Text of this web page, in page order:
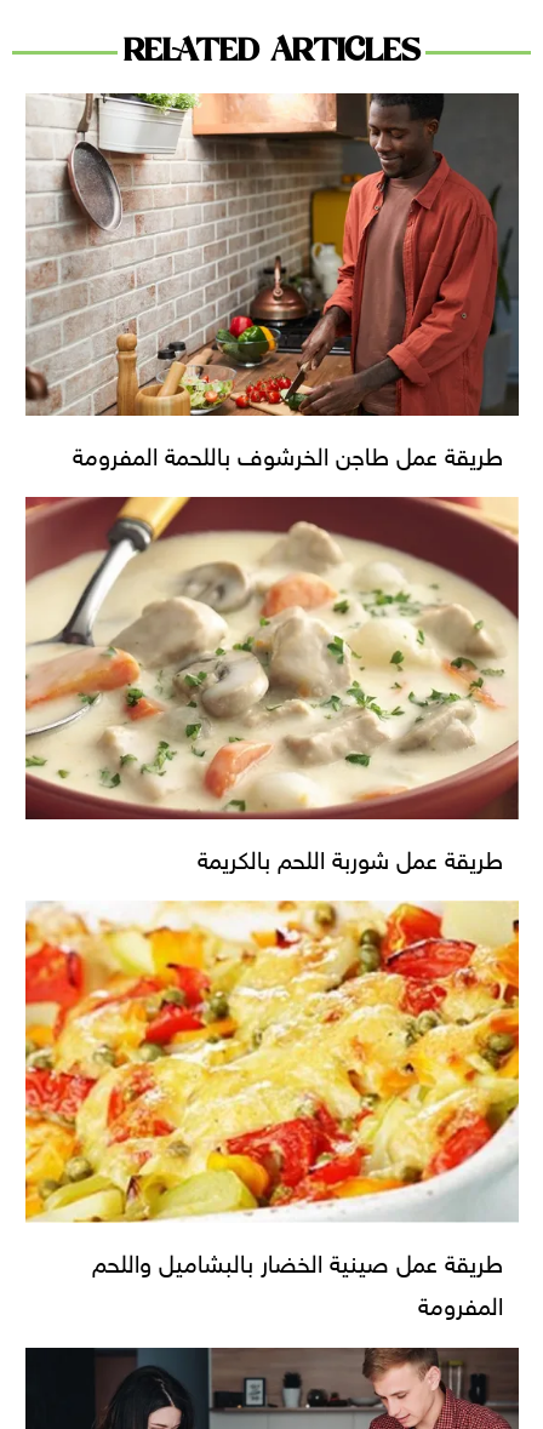
RELATED ARTICLES
طريقة عمل طاجن الخرشوف باللحمة المفرومة
طريقة عمل شوربة اللحم بالكريمة
طريقة عمل صينية الخضار بالبشاميل واللحم
المفرومة